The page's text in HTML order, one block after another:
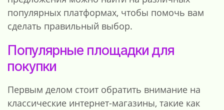
популярных платформах, чтобы помочь вам
сделать правильный выбор.
Популярные площадки для
покупки
Первым делом стоит обратить внимание на
классические интернет-магазины, такие как